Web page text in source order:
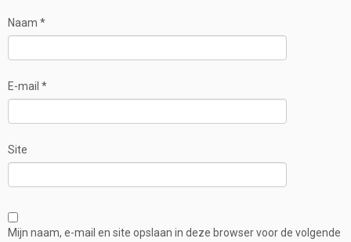
Naam *
E-mail *
Site
Mijn naam, e-mail en site opslaan in deze browser voor de volgende